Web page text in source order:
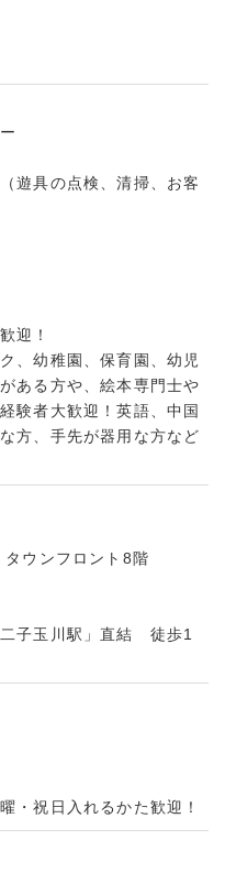
遊具の点検、清掃、お客
迎！
、幼稚園、保育園、幼児
ある方や、絵本専門士や
験者大歓迎！英語、中国
方、手先が器用な方など
ウンフロント8階
子玉川駅」直結 徒歩1
・祝日入れるかた歓迎！